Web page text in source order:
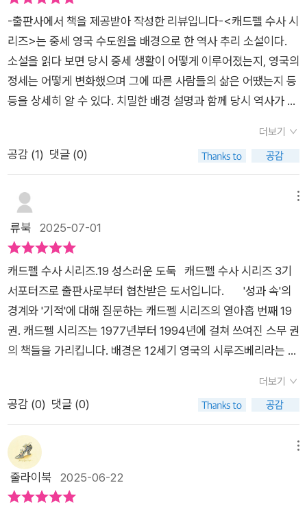
이 가리킨 복음서의 구절은 모두를 침묵하게 만든다. 그 구절은
다음과 같다. “형제끼리 서로 잡아 넘겨 죽게 할 것이며…….” 이
신탁은 뜻밖에도 사건의 결정적 전환점이 된다. 사제들의 권력 다
툼과 감춰진 욕망, 그리고 인간 내면의 죄의식이 뒤섞이며, 범인
은 의외의 방향에서 모습을 드러낸다. 『성스러운 도둑』은 종교와
신념, 죄와 속죄, 믿음과 욕망이 맞부딪치는 서사를 통해 중세라
는 시공간을 생생히 재현하는 작품이다. 캐드펠은 이번에도 추리
보다는 이해와 연민, 인간에 대한 성찰로 한 발짝 한 발짝 진실에
그 속에서 싹트는 연대의 가능성을 세심하게 그려낸다. 음유시인
과 수도사, 노예 신분의 여가수, 백작과 행정장관 등 계층도 다르
고 입장도 다른 이들이 하나의 사건 안에서 엮이며, 인간 사회가
지닌 복잡다단함을 정면으로 마주하게 만든다. 성스러움이라는
이름 아래 일어난 도둑질과 살인, 그리고 성물(聖物)을 향한 인
간의 욕망과 신념의 충돌. 『성스러운 도둑』은 ‘성녀 위니프리드는
정말 어디에 있어야 하는가’라는 질문을 던지며 욕망으로 오염된
신앙에서부터 연대의 가능성까지, 인간 사회의 복잡한 관계와 윤
긴장, 귀족과 하인의 권력 관계, 여가수 달니와 젊은 수도사의 섬
세한 감정선 등 얽히고설킨 이야기들이 정교하게 설계되어 있다.
성물 도난, 살인, 신념의 갈등, 그리고 캐드펠 수사의 인간적인 통
찰이 어우러진 정교한 미스터리 작품.
는 음악을 핑계로 마음을 속인다. 그러나 진짜 질문은 이것이다.
성스러움은 어디에서 오고, 누구의 것이 되어야 하는가?이 작품
에서 캐드펠은 단순한 진실의 추적자가 아니다. 그는 사람의 말
너머를 듣고, 행동 너머를 보는 사람이다. 그는 죄보다 사람을, 규
칙보다 상황을 이해한다. 그래서 이 소설은 미스터리인 동시에,
한 사람 한 사람의 마음속을 여행하는 깊은 성찰의 기록이기도 하
다. 작가는 이번에도 역사와 인간, 신념과 세속 사이의 경계선을
신이라면 어떤 선택을 했을 것인가’라는 조용한 질문을 던진다.형
제끼리 서로 잡아 넘겨 죽게 할 것이며... p248음유시인, 여가수,
귀족, 그리고 수도사들.각기 다른 삶과 배경을 지닌 이들이 모여
하나의 진실을 향해 나아가는 모습은, 종교적이기보다 오히려 지
극히 인간적이다.무엇보다 인상적인 것은 마지막 장면에서 독자
들은 깨닫는다. 이 이야기의 중심에 있는 것은 성골함이 아니
라, 사람의 마음이었다는 것을.죄를 저지른 사람조차도 그의 나쁜
점만 보지 않았다. 범인에게서도 인간적인 면모를 보는 것은 캐드
펠 수사의 인품이 아닐까 생각한다. 매 시리즈가 그랬다. 소설은
찰, 그리고 연민을 독자의 가슴에 오래 머무르게 한다.'발견하는
것은 도둑질이랑은 다르잖나'♣ 총평1권 《유골에 대한 기이한 취
향》을 시작으로 드디어 국내 번역 출간 완간. 정세랑 소설가의 한
줄 평을 보면 '캐드펠 수사는 단연코 내가 제일 사랑하는 탐정'이
라고 말했다. 1~5를 작년 여름에 읽고 가을에 시리즈의 7과 10을
만났다. 이 책 리뷰를 할 때마다 웬일인지 가족이 아파서 입원하
-출판사에서 책을 제공받아 작성한 리뷰입니다-<캐드펠 수사 시
리즈>는 중세 영국 수도원을 배경으로 한 역사 추리 소설이다.
소설을 읽다 보면 당시 중세 생활이 어떻게 이루어졌는지, 영국의
정세는 어떻게 변화했으며 그에 따른 사람들의 삶은 어땠는지 등
등을 상세히 알 수 있다. 치밀한 배경 설명과 함께 당시 역사가 자
낌을 준다. 동시에 주인공 캐드펠 수사와 함께 사건을 파헤치는
스릴감, 독자 나름의 추리를 해보는 재미, 어떤 어려운 상황에서
<캐드펠 수사 시리즈>의 작가 엘리스 피터스는 애거사 크리스
티를 뛰어 넘는 추리 소설 작가라는 찬사를 받았으며, 움베르트
에코가 이 작품의 영향을 받아 소설을 집필했다고 고백하기도 했
리나라에는 잘 알려지지 않아 아쉬웠던 작품이기도 했다. 그런데
30주년 기념으로 다시 <캐드펠 수사 시리즈>의 개정판이 나오
기 시작했고 드디어 21권, 마지막 편이 출간되었다. 아무래도 유
럽 역사, 영국 역사에 대한 상세한 지식과 영어 실력 없이는 원서
로 읽기 힘든 작품이다 보니 많은 팬들이 환호하지 않았을까 싶
다.​<캐드펠 수사 시리즈>를 펼치면 모든 책에는 지도가 나와 있
다. 바로 중세 웨일스, 슈롭서와 웨일스 국경지대, 슈롭셔주 슈루
의 배경이 되는 장소이기 때문에 지명과 위치를 제대로 알아둬야
소설의 흐름, 정치 상황을 이해하기 편하다. 작가는 실제로 영국
의 슈롭셔주에서 태어났다고 한다. 소설의 배경이 되는 곳이 실존
하기 때문에 책을 읽고 영국에 갈 기회가 있다면, 이곳을 찾아가
더보기
공감 (1) 댓글 (0)
류북 2025-07-01
캐드펠 수사 시리즈.19 성스러운 도둑 캐드펠 수사 시리즈 3기
서포터즈로 출판사로부터 협찬받은 도서입니다. '성과 속'의
경계와 '기적'에 대해 질문하는 캐드펠 시리즈의 열아홉 번째 19
권. 캐드펠 시리즈는 1977년부터 1994년에 걸쳐 쓰여진 스무 권
의 책들을 가리킵니다. 배경은 12세기 영국의 시루즈베리라는 곳
니다. 때는 1145년 초봄, 폐허가 된 렙지 수도원에서 원조를 요청
하러 시루즈베리 수도원에 두 명의 손님이 찾아옵니다. 헤를루인
부원장과 투틸로 수사. 마침 슈루즈베리에 큰비가 내려 강물이 범
람하고, 모두들 침수를 피해 성물들을 안전한 곳으로 옮기느라 정
신이 없습니다. 그런데 큰비가 그치고 난 후 살펴보니, 성 위니프
리드의 성골함이 사라지고, 성골함의 도둑을 밝혀내줄 유력한 목
더보기
공감 (0) 댓글 (0)
줄라이북 2025-06-22